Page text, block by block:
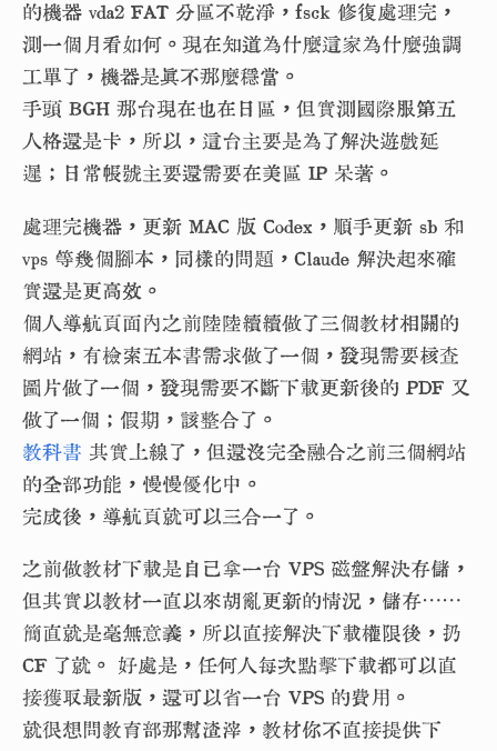
的機器 vda2 FAT 分區不乾淨，fsck 修復處理完，
測一個月看如何。現在知道為什麼這家為什麼強調
工單了，機器是真不那麼穩當。
手頭 BGH 那台現在也在日區，但實測國際服第五
人格還是卡，所以，這台主要是為了解決遊戲延
遲；日常帳號主要還需要在美區 IP 呆著。
處理完機器，更新 MAC 版 Codex，順手更新 sb 和
vps 等幾個腳本，同樣的問題，Claude 解決起來確
實還是更高效。
個人導航頁面內之前陸陸續續做了三個教材相關的
網站，有檢索五本書需求做了一個，發現需要核查
圖片做了一個，發現需要不斷下載更新後的 PDF 又
做了一個；假期，該整合了。
教科書 其實上線了，但還沒完全融合之前三個網站
的全部功能，慢慢優化中。
完成後，導航頁就可以三合一了。
之前做教材下載是自己拿一台 VPS 磁盤解決存儲，
但其實以教材一直以來胡亂更新的情況，儲存⋯⋯
簡直就是毫無意義，所以直接解決下載權限後，扔
CF 了就。 好處是，任何人每次點擊下載都可以直
接獲取最新版，還可以省一台 VPS 的費用。
就很想問教育部那幫渣滓，教材你不直接提供下